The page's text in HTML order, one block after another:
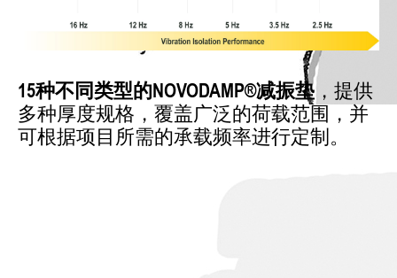
15种不同类型的NOVODAMP®减振垫 ，提供
多种厚度规格，覆盖广泛的荷载范围，并
可根据项目所需的承载频率进行定制。